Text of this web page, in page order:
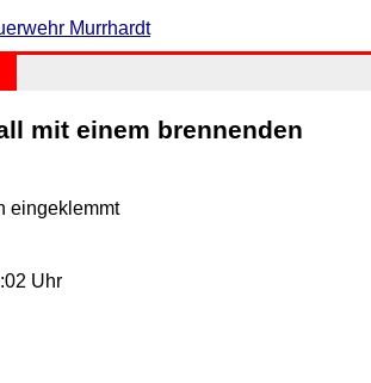
mit einem brennenden
eingeklemmt
Uhr